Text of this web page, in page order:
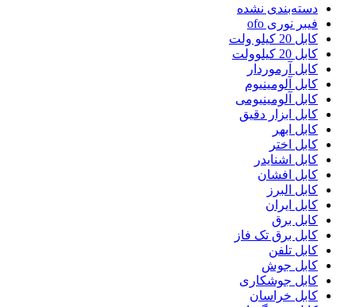
دسته‌بندی نشده
فیبر نوری ofo
کابل 20 کیلو ولت
کابل 20 کیلوولت
کابل آرموردار
کابل آلومینیوم
کابل آلومینیومی
کابل ابزار دقیق
کابل ابهر
کابل اختر
کابل اشنایدر
کابل افشان
کابل البرز
کابل ایران
کابل برق
کابل برق تک فاز
کابل تلفن
کابل جوش
کابل جوشکاری
کابل خراسان